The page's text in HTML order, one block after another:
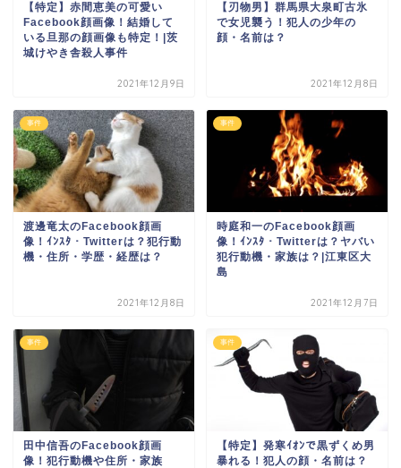
【特定】赤間恵美の可愛い
Facebook顔画像！結婚して
いる旦那の顔画像も特定！|茨
城けやき舎殺人事件
2021年12月9日
【刃物男】群馬県大泉町古氷
で女児襲う！犯人の少年の
顔・名前は？
2021年12月8日
事件
渡邊竜太のFacebook顔画
像！ｲﾝｽﾀ・Twitterは？犯行動
機・住所・学歴・経歴は？
2021年12月8日
事件
時庭和一のFacebook顔画
像！ｲﾝｽﾀ・Twitterは？ヤバい
犯行動機・家族は？|江東区大
島
2021年12月7日
事件
田中信吾のFacebook顔画
像！犯行動機や住所・家族
事件
【特定】発寒ｲｵﾝで黒ずくめ男
暴れる！犯人の顔・名前は？